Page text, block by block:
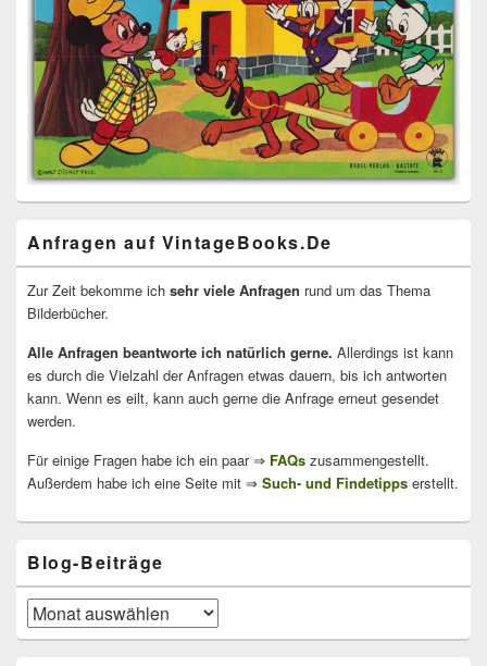
Anfragen auf VintageBooks.De
Zur Zeit bekomme ich sehr viele Anfragen rund um das Thema
Bilderbücher.
Alle Anfragen beantworte ich natürlich gerne. Allerdings ist kann
es durch die Vielzahl der Anfragen etwas dauern, bis ich antworten
kann. Wenn es eilt, kann auch gerne die Anfrage erneut gesendet
werden.
Für einige Fragen habe ich ein paar ⇒ FAQs zusammengestellt.
Außerdem habe ich eine Seite mit ⇒ Such- und Findetipps erstellt.
Blog-Beiträge
Blog-
Beiträge